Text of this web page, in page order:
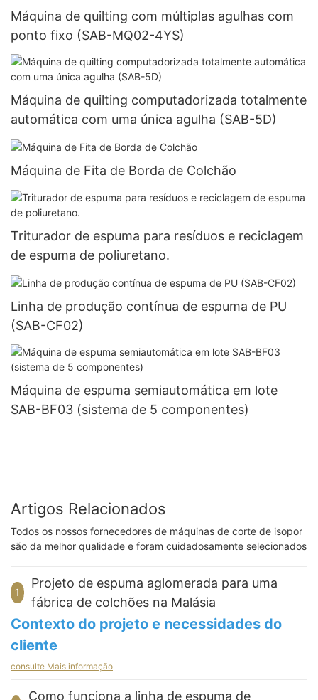
Máquina de quilting com múltiplas agulhas com
ponto fixo (SAB-MQ02-4YS)
Máquina de quilting computadorizada totalmente
automática com uma única agulha (SAB-5D)
Máquina de Fita de Borda de Colchão
Triturador de espuma para resíduos e reciclagem
de espuma de poliuretano.
Linha de produção contínua de espuma de PU
(SAB-CF02)
Máquina de espuma semiautomática em lote
SAB-BF03 (sistema de 5 componentes)
Artigos Relacionados
Todos os nossos fornecedores de máquinas de corte de isopor
são da melhor qualidade e foram cuidadosamente selecionados
1
Projeto de espuma aglomerada para uma
fábrica de colchões na Malásia
Contexto do projeto e necessidades do
cliente
Malásia. O cliente planejava iniciar a produção de espuma
consulte Mais informação
Como funciona a linha de espuma de